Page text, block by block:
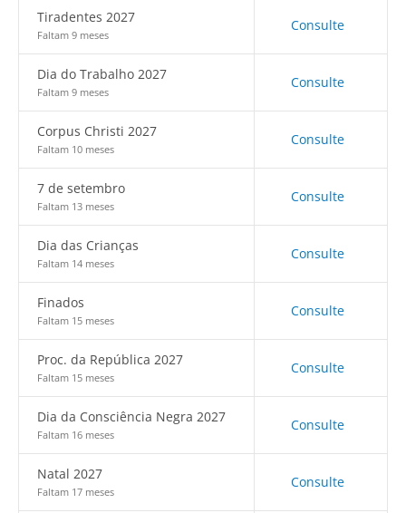
Tiradentes 2027
Faltam 9 meses
Consulte
Dia do Trabalho 2027
Faltam 9 meses
Consulte
Corpus Christi 2027
Faltam 10 meses
Consulte
7 de setembro
Faltam 13 meses
Consulte
Dia das Crianças
Faltam 14 meses
Consulte
Finados
Faltam 15 meses
Consulte
Proc. da República 2027
Faltam 15 meses
Consulte
Dia da Consciência Negra 2027
Faltam 16 meses
Consulte
Natal 2027
Faltam 17 meses
Consulte